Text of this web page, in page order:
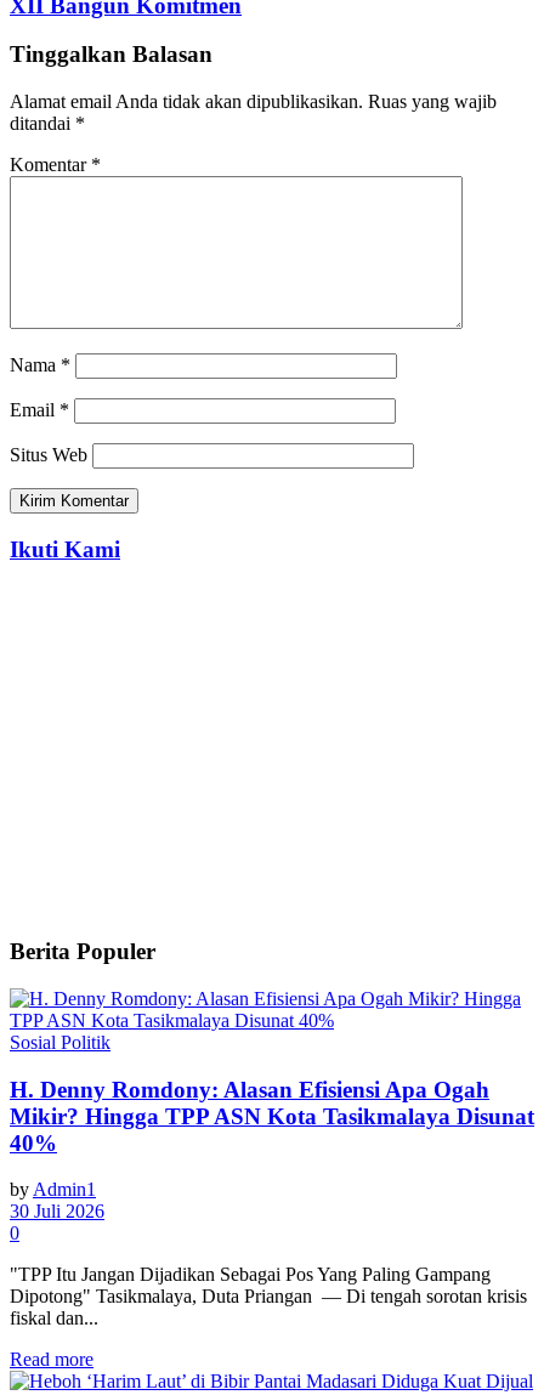
Tinggalkan Balasan
Alamat email Anda tidak akan dipublikasikan. Ruas yang wajib
ditandai *
Komentar *
Nama *
Email *
Situs Web
Ikuti Kami
Berita Populer
Sosial Politik
H. Denny Romdony: Alasan Efisiensi Apa Ogah
Mikir? Hingga TPP ASN Kota Tasikmalaya Disunat
40%
by Admin1
30 Juli 2026
0
"TPP Itu Jangan Dijadikan Sebagai Pos Yang Paling Gampang
Dipotong" Tasikmalaya, Duta Priangan — Di tengah sorotan krisis
fiskal dan...
Read more